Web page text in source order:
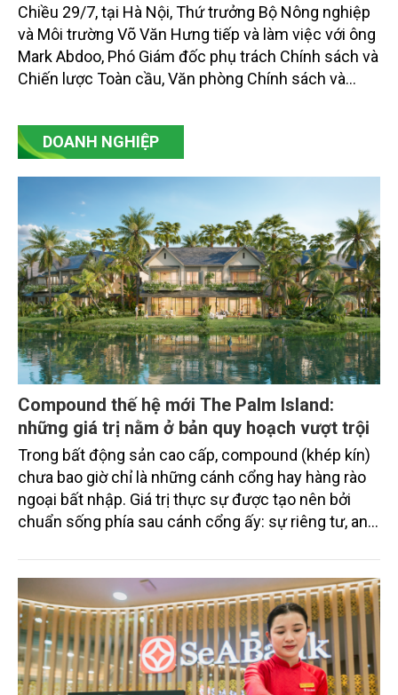
Chiều 29/7, tại Hà Nội, Thứ trưởng Bộ Nông nghiệp
và Môi trường Võ Văn Hưng tiếp và làm việc với ông
Mark Abdoo, Phó Giám đốc phụ trách Chính sách và
Chiến lược Toàn cầu, Văn phòng Chính sách và
và Dược phẩm Hoa Kỳ (FDA).
DOANH NGHIỆP
Compound thế hệ mới The Palm Island:
những giá trị nằm ở bản quy hoạch vượt trội
Trong bất động sản cao cấp, compound (khép kín)
chưa bao giờ chỉ là những cánh cổng hay hàng rào
ngoại bất nhập. Giá trị thực sự được tạo nên bởi
chuẩn sống phía sau cánh cổng ấy: sự riêng tư, an
vụ được thiết kế dành riêng cho họ.